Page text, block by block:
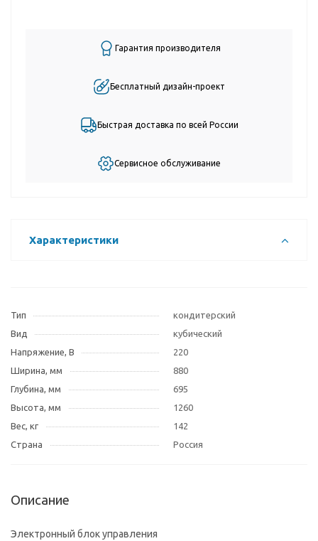
Гарантия производителя
Бесплатный дизайн-проект
Быстрая доставка по всей России
Сервисное обслуживание
Характеристики
Тип
кондитерский
Вид
кубический
Напряжение, В
220
Ширина, мм
880
Глубина, мм
695
Высота, мм
1260
Вес, кг
142
Страна
Россия
Описание
Электронный блок управления